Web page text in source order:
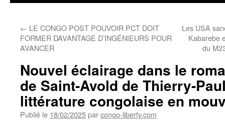
← LE CONGO POST POUVOIR PCT DOIT
FORMER DAVANTAGE D’INGÉNIEURS POUR
AVANCER
Les USA
Kabarebe
du
Nouvel éclairage dans le
de Saint-Avold de Thierry-
littérature congolaise en
Publié le 18/02/2025parcongo-liberty.com